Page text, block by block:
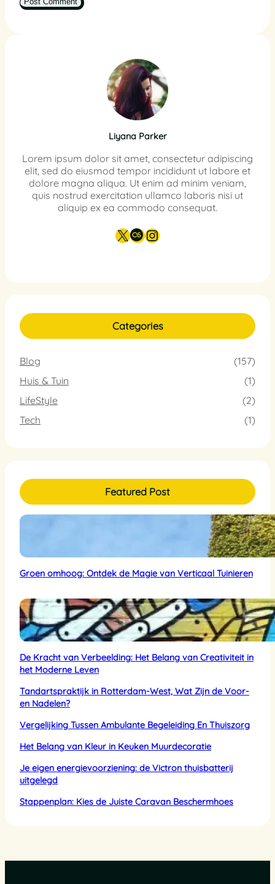
Liyana Parker
Lorem ipsum dolor sit amet, consectetur adipiscing
elit, sed do eiusmod tempor incididunt ut labore et
dolore magna aliqua. Ut enim ad minim veniam,
quis nostrud exercitation ullamco laboris nisi ut
aliquip ex ea commodo consequat.
X Last.fmInstagram
Categories
Blog
(157)
Huis & Tuin
(1)
LifeStyle
(2)
Tech
(1)
Featured Post
Groen omhoog: Ontdek de Magie van Verticaal Tuinieren
De Kracht van Verbeelding: Het Belang van Creativiteit in
het Moderne Leven
Tandartspraktijk in Rotterdam-West, Wat Zijn de Voor-
en Nadelen?
Vergelijking Tussen Ambulante Begeleiding En Thuiszorg
Het Belang van Kleur in Keuken Muurdecoratie
Je eigen energievoorziening: de Victron thuisbatterij
uitgelegd
Stappenplan: Kies de Juiste Caravan Beschermhoes